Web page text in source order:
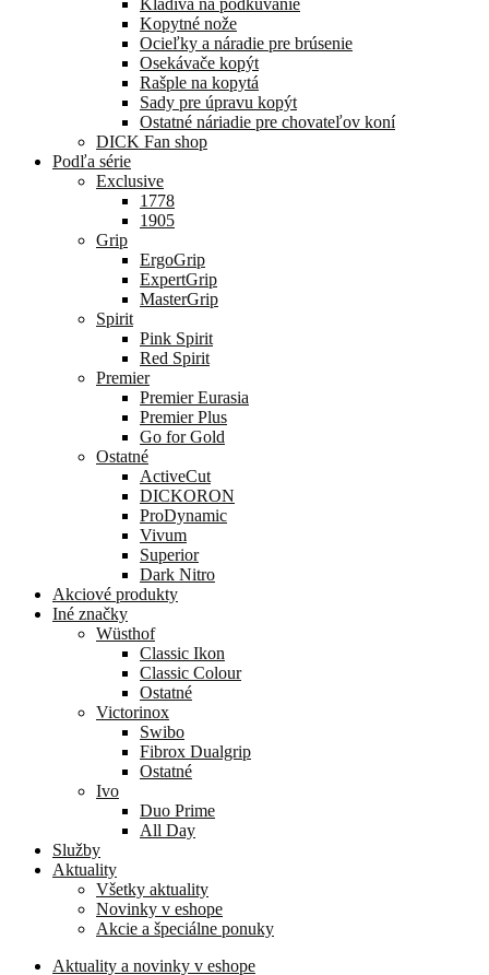
Kopytné nože
Ocieľky a náradie pre brúsenie
Osekávače kopýt
Rašple na kopytá
Sady pre úpravu kopýt
Ostatné náriadie pre chovateľov koní
DICK Fan shop
Podľa série
Exclusive
1778
1905
Grip
ErgoGrip
ExpertGrip
MasterGrip
Spirit
Pink Spirit
Red Spirit
Premier
Premier Eurasia
Premier Plus
Go for Gold
Ostatné
ActiveCut
DICKORON
ProDynamic
Vivum
Superior
Dark Nitro
Akciové produkty
Iné značky
Wüsthof
Classic Ikon
Classic Colour
Ostatné
Victorinox
Swibo
Fibrox Dualgrip
Ostatné
Ivo
Duo Prime
All Day
Služby
Aktuality
Všetky aktuality
Novinky v eshope
Akcie a špeciálne ponuky
Aktuality a novinky v eshope